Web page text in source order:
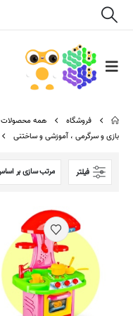
فروشگاه همه محصولات
بازی و سرگرمی ، آموزشی و ساختنی
فیلتر